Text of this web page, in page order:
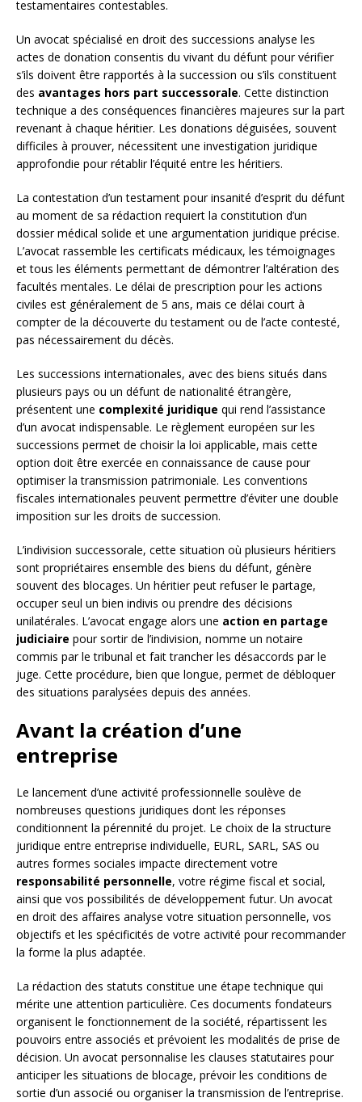
testamentaires contestables.
Un avocat spécialisé en droit des successions analyse les
actes de donation consentis du vivant du défunt pour vérifier
s’ils doivent être rapportés à la succession ou s’ils constituent
des avantages hors part successorale. Cette distinction
technique a des conséquences financières majeures sur la part
revenant à chaque héritier. Les donations déguisées, souvent
difficiles à prouver, nécessitent une investigation juridique
approfondie pour rétablir l’équité entre les héritiers.
La contestation d’un testament pour insanité d’esprit du défunt
au moment de sa rédaction requiert la constitution d’un
dossier médical solide et une argumentation juridique précise.
L’avocat rassemble les certificats médicaux, les témoignages
et tous les éléments permettant de démontrer l’altération des
facultés mentales. Le délai de prescription pour les actions
civiles est généralement de 5 ans, mais ce délai court à
compter de la découverte du testament ou de l’acte contesté,
pas nécessairement du décès.
Les successions internationales, avec des biens situés dans
plusieurs pays ou un défunt de nationalité étrangère,
présentent une complexité juridique qui rend l’assistance
d’un avocat indispensable. Le règlement européen sur les
successions permet de choisir la loi applicable, mais cette
option doit être exercée en connaissance de cause pour
optimiser la transmission patrimoniale. Les conventions
fiscales internationales peuvent permettre d’éviter une double
imposition sur les droits de succession.
L’indivision successorale, cette situation où plusieurs héritiers
sont propriétaires ensemble des biens du défunt, génère
souvent des blocages. Un héritier peut refuser le partage,
occuper seul un bien indivis ou prendre des décisions
unilatérales. L’avocat engage alors une action en partage
judiciaire pour sortir de l’indivision, nomme un notaire
commis par le tribunal et fait trancher les désaccords par le
juge. Cette procédure, bien que longue, permet de débloquer
des situations paralysées depuis des années.
Avant la création d’une
entreprise
Le lancement d’une activité professionnelle soulève de
nombreuses questions juridiques dont les réponses
conditionnent la pérennité du projet. Le choix de la structure
juridique entre entreprise individuelle, EURL, SARL, SAS ou
autres formes sociales impacte directement votre
responsabilité personnelle, votre régime fiscal et social,
ainsi que vos possibilités de développement futur. Un avocat
en droit des affaires analyse votre situation personnelle, vos
objectifs et les spécificités de votre activité pour recommander
la forme la plus adaptée.
La rédaction des statuts constitue une étape technique qui
mérite une attention particulière. Ces documents fondateurs
organisent le fonctionnement de la société, répartissent les
pouvoirs entre associés et prévoient les modalités de prise de
décision. Un avocat personnalise les clauses statutaires pour
anticiper les situations de blocage, prévoir les conditions de
sortie d’un associé ou organiser la transmission de l’entreprise.